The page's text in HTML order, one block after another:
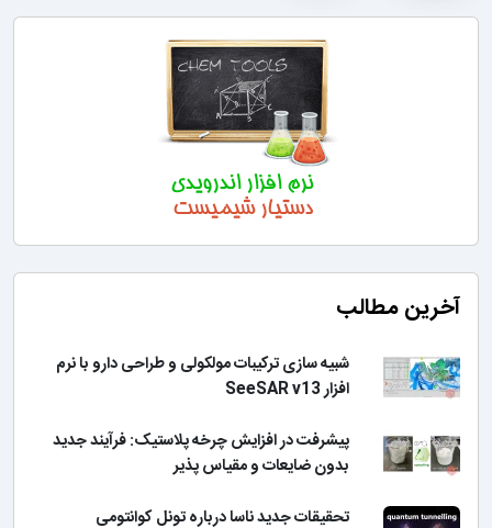
آخرین مطالب
شبیه سازی ترکیبات مولکولی و طراحی دارو با نرم
افزار SeeSAR v13
پیشرفت در افزایش چرخه پلاستیک: فرآیند جدید
بدون ضایعات و مقیاس پذیر
تحقیقات جدید ناسا درباره تونل کوانتومی